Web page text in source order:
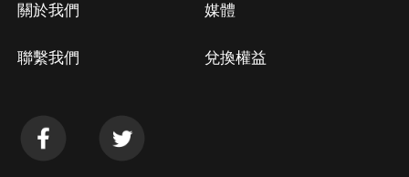
關於我們
聯繫我們
媒體
兌換權益